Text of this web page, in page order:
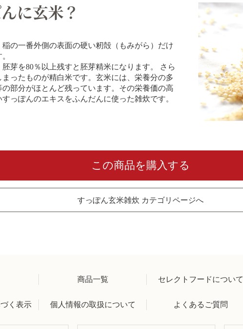
に玄米？
の一番外側の表面の硬い籾殻（もみがら）だけ
芽を80％以上残すと胚芽精米になります。 さら
ったものが精白米です。玄米には、栄養分の多
部分がほとんど残っています。その栄養価の高
っぽんのエキスをふんだんに使った雑炊です。
この商品を購入する
すっぽん玄米雑炊 カテゴリページへ
商品一覧 セレクトフードについて
く表示 個人情報の取扱について よくあるご質問